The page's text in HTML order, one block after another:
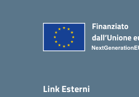
Link Esterni